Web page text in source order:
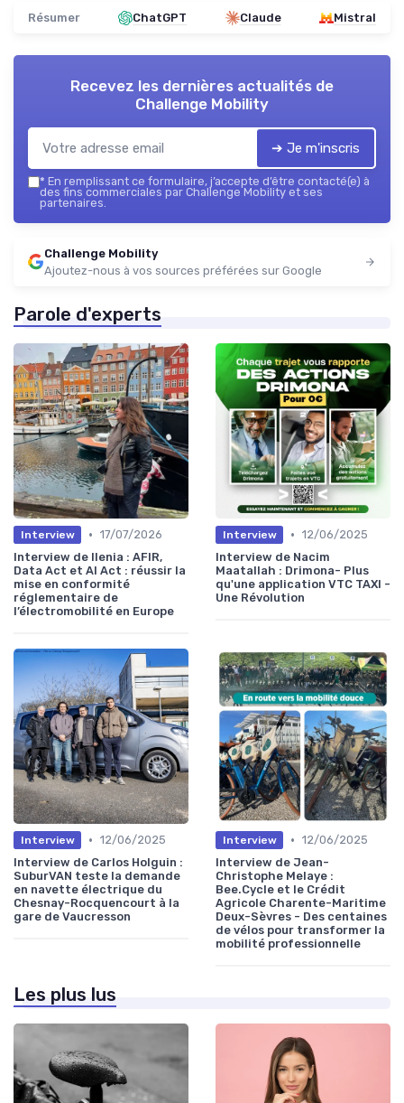
Résumer ChatGPT Claude Mistral
Recevez les dernières actualités de
Challenge Mobility
➔ Je m'inscris
* En remplissant ce formulaire, j’accepte d’être contacté(e) à
des fins commerciales par Challenge Mobility et ses
partenaires.
Challenge Mobility
Ajoutez-nous à vos sources préférées sur Google
Parole d'experts
Interview • 17/07/2026
Interview de Ilenia : AFIR,
Data Act et AI Act : réussir la
mise en conformité
réglementaire de
l’électromobilité en Europe
Interview • 12/06/2025
Interview de Nacim
Maatallah : Drimona- Plus
qu'une application VTC TAXI -
Une Révolution
Interview • 12/06/2025
Interview de Carlos Holguin :
SuburVAN teste la demande
en navette électrique du
Chesnay-Rocquencourt à la
gare de Vaucresson
Interview • 12/06/2025
Interview de Jean-
Christophe Melaye :
Bee.Cycle et le Crédit
Agricole Charente-Maritime
Deux-Sèvres - Des centaines
de vélos pour transformer la
mobilité professionnelle
Les plus lus